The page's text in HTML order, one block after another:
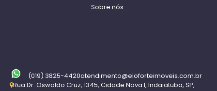
Sobre nós
(019) 3825-4420atendimento@eloforteimoveis.com.br
Rua Dr. Oswaldo Cruz, 1345, Cidade Nova I, Indaiatuba, SP,